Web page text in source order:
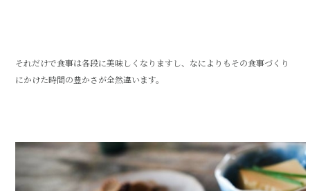
それだけで食事は各段に美味しくなりますし、なによりもその食事づくり
にかけた時間の豊かさが全然違います。